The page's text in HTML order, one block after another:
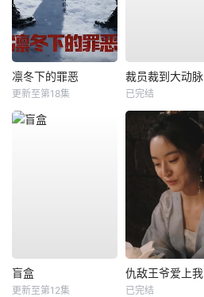
凛冬下的罪恶
更新至第18集
裁员裁到大动脉
已完结
盲盒
更新至第12集
仇敌王爷爱上我
已完结